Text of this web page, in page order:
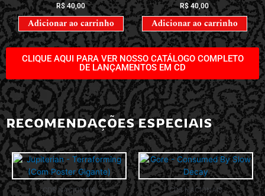
R$ 40,00
Adicionar ao carrinho
R$40,00
Adicionar ao carrinho
CLIQUE AQUI PARA VER NOSSO CATÁLOGO COMPLETO
DE LANÇAMENTOS EM CD
RECOMENDAÇÕES ESPECIAIS
CDS NACIONAIS CDS NACIONAIS